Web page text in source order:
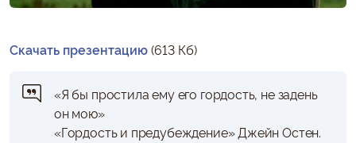
Скачать презентацию(613 Кб)
«Я бы простила ему его гордость, не задень
он мою»
«Гордость и предубеждение» Джейн Остен.